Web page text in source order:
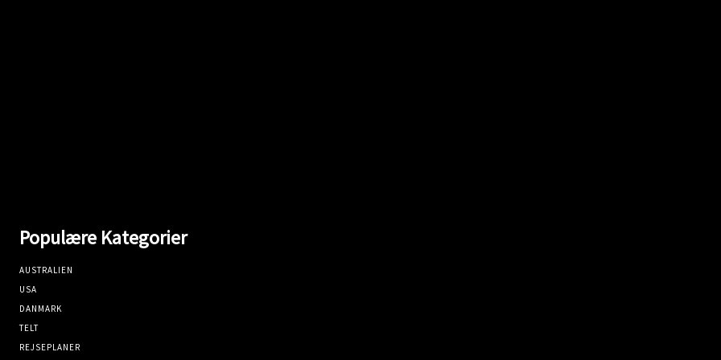
Populære Kategorier
AUSTRALIEN
USA
DANMARK
TELT
REJSEPLANER